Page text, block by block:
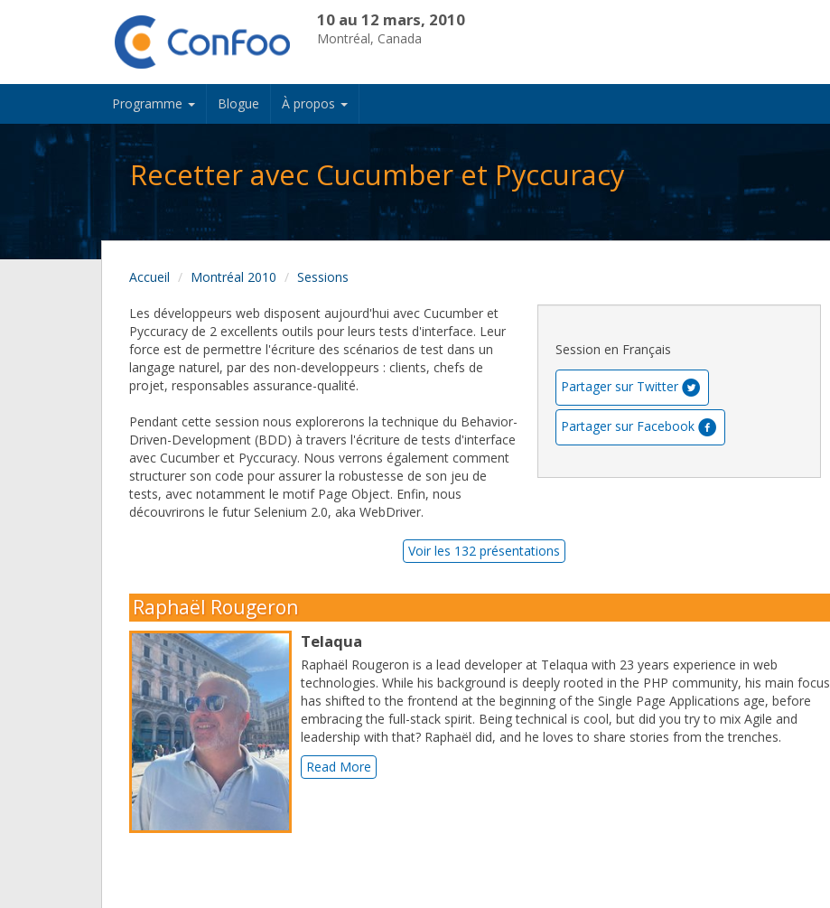
10 au 12 mars, 2010
Montréal, Canada
Programme Blogue À propos
Recetter avec Cucumber et Pyccuracy
Accueil Montréal 2010 Sessions
Session en Français
Partager sur Twitter
Partager sur Facebook
Les développeurs web disposent aujourd'hui avec Cucumber et
Pyccuracy de 2 excellents outils pour leurs tests d'interface. Leur
force est de permettre l'écriture des scénarios de test dans un
langage naturel, par des non-developpeurs : clients, chefs de
projet, responsables assurance-qualité.
Pendant cette session nous explorerons la technique du Behavior-
Driven-Development (BDD) à travers l'écriture de tests d'interface
avec Cucumber et Pyccuracy. Nous verrons également comment
structurer son code pour assurer la robustesse de son jeu de
tests, avec notamment le motif Page Object. Enfin, nous
découvrirons le futur Selenium 2.0, aka WebDriver.
Voir les 132 présentations
Raphaël Rougeron
Telaqua
Raphaël Rougeron is a lead developer at Telaqua with 23 years experience in web
technologies. While his background is deeply rooted in the PHP community, his main focus
has shifted to the frontend at the beginning of the Single Page Applications age, before
embracing the full-stack spirit. Being technical is cool, but did you try to mix Agile and
leadership with that? Raphaël did, and he loves to share stories from the trenches.
Read More